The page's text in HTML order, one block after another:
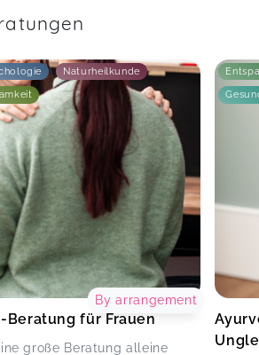
Naturheilkunde
Beratung für Frauen
große Beratung alleine
By arrangement